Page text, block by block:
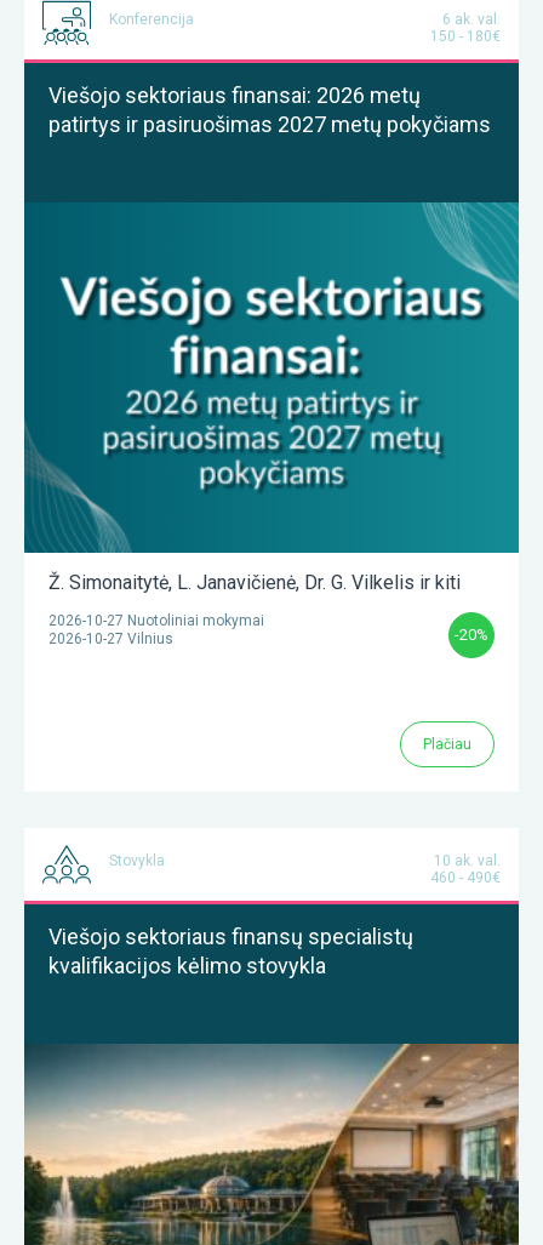
Konferencija
6 ak. val.
150 - 180€
Viešojo sektoriaus finansai: 2026 metų
patirtys ir pasiruošimas 2027 metų pokyčiams
Ž. Simonaitytė, L. Janavičienė, Dr. G. Vilkelis ir kiti
2026-10-27 Nuotoliniai mokymai
2026-10-27 Vilnius
-20%
Plačiau
Stovykla
10 ak. val.
460 - 490€
Viešojo sektoriaus finansų specialistų
kvalifikacijos kėlimo stovykla